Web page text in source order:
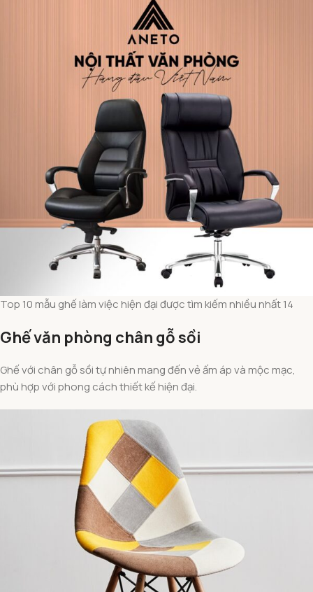
Top 10 mẫu ghế làm việc hiện đại được tìm kiếm nhiều nhất 14
Ghế văn phòng chân gỗ sồi
Ghế với chân gỗ sồi tự nhiên mang đến vẻ ấm áp và mộc mạc,
phù hợp với phong cách thiết kế hiện đại.